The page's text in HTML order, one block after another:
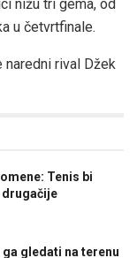
nižu tri gema, od
u četvrtfinale.
rival Džek
Tenis bi
gledati na terenu